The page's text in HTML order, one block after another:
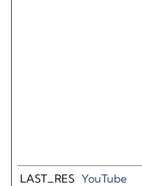
LAST_RES YouTube